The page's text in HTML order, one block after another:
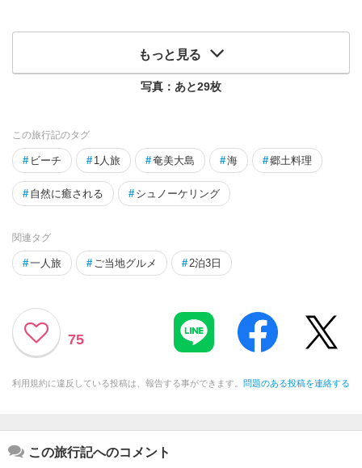
もっと見る
写真：あと29枚
この旅行記のタグ
# ビーチ # 1人旅 #奄美大島 #海 #郷土料理
# 自然に癒される # シュノーケリング
関連タグ
#一人旅 # ご当地グルメ #2泊3日
75
利用規約に違反している投稿は、報告する事ができます。 問題のある投稿を連絡する
この旅行記へのコメント